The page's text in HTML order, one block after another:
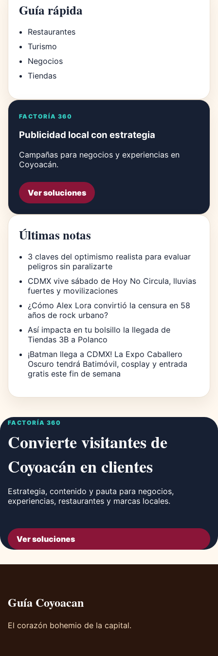
Guía rápida
Restaurantes
Turismo
Negocios
Tiendas
FACTORÍA 360
Publicidad local con estrategia
Campañas para negocios y experiencias en
Coyoacán.
Ver soluciones
Últimas notas
3 claves del optimismo realista para evaluar
peligros sin paralizarte
CDMX vive sábado de Hoy No Circula, lluvias
fuertes y movilizaciones
¿Cómo Alex Lora convirtió la censura en 58
años de rock urbano?
Así impacta en tu bolsillo la llegada de
Tiendas 3B a Polanco
¡Batman llega a CDMX! La Expo Caballero
Oscuro tendrá Batimóvil, cosplay y entrada
gratis este fin de semana
FACTORÍA 360
Convierte visitantes de
Coyoacán en clientes
Estrategia, contenido y pauta para negocios,
experiencias, restaurantes y marcas locales.
Ver soluciones
Guía Coyoacan
El corazón bohemio de la capital.